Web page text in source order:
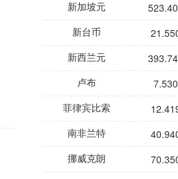
新加坡元
新台币
新西兰元
卢布
菲律宾比索
南非兰特
挪威克朗